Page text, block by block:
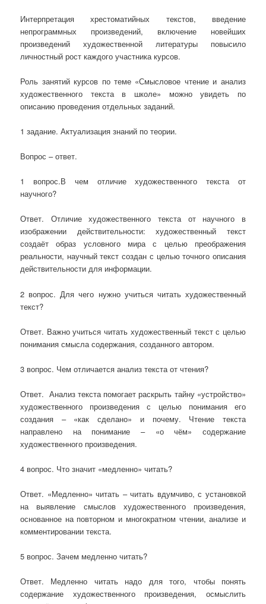
Интерпретация хрестоматийных текстов, введение
непрограммных произведений, включение новейших
произведений художественной литературы повысило
личностный рост каждого участника курсов.
Роль занятий курсов по теме «Смысловое чтение и анализ
художественного текста в школе» можно увидеть по
описанию проведения отдельных заданий.
1 задание. Актуализация знаний по теории.
Вопрос – ответ.
1 вопрос.В чем отличие художественного текста от
научного?
Ответ. Отличие художественного текста от научного в
изображении действительности: художественный текст
создаёт образ условного мира с целью преображения
реальности, научный текст создан с целью точного описания
действительности для информации.
2 вопрос. Для чего нужно учиться читать художественный
текст?
Ответ. Важно учиться читать художественный текст с целью
понимания смысла содержания, созданного автором.
3 вопрос. Чем отличается анализ текста от чтения?
Ответ. Анализ текста помогает раскрыть тайну «устройство»
художественного произведения с целью понимания его
создания – «как сделано» и почему. Чтение текста
направлено на понимание – «о чём» содержание
художественного произведения.
4 вопрос. Что значит «медленно» читать?
Ответ. «Медленно» читать – читать вдумчиво, с установкой
на выявление смыслов художественного произведения,
основанное на повторном и многократном чтении, анализе и
комментировании текста.
5 вопрос. Зачем медленно читать?
Ответ. Медленно читать надо для того, чтобы понять
содержание художественного произведения, осмыслить